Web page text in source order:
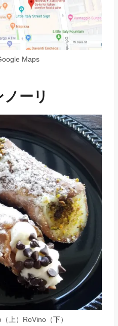
Maps
ーリ
上）RoVino（下）